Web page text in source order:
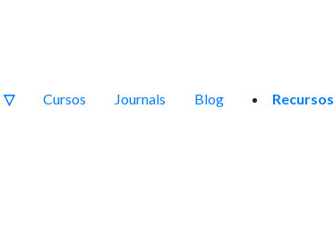
Cursos Journals Blog Recursos